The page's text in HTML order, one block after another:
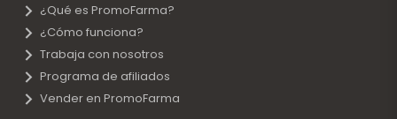
¿Qué es PromoFarma?
¿Cómo funciona?
Trabaja con nosotros
Programa de afiliados
Vender en PromoFarma